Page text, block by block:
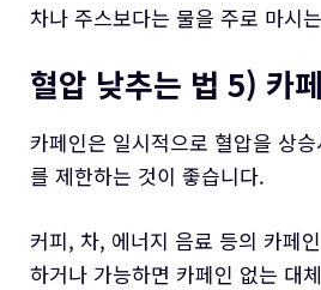
차나 주스보다는 물을 주로 마시
혈압 낮추는 법 5) 카
카페인은 일시적으로 혈압을 상
를 제한하는 것이 좋습니다.
커피, 차, 에너지 음료 등의 카페
하거나 가능하면 카페인 없는 대